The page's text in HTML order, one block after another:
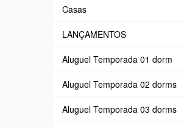
Casas
LANÇAMENTOS
Aluguel Temporada 01 dorm
Aluguel Temporada 02 dorms
Aluguel Temporada 03 dorms